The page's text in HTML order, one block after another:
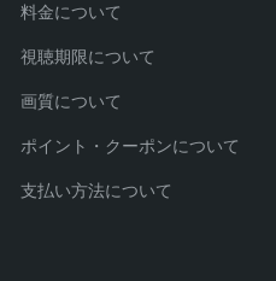
料金について
視聴期限について
画質について
ポイント・クーポンについて
支払い方法について